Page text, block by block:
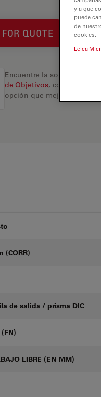
QUOTE
Encuentre la solución
de Objetivos, compare
opción que mejor se adapte
(CORR)
de salida / prisma DIC
LIBRE (EN MM)
y a que
puede
de
cookies.
Leica